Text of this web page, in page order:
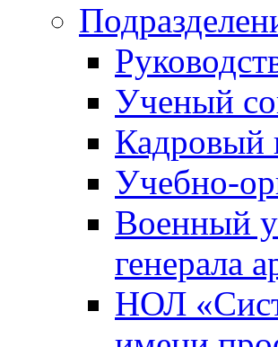
Ученый
Кадровый
Учебно-
Военный
генерала
НОЛ